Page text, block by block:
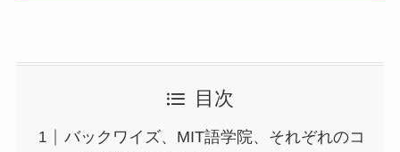
目次
バックワイズ、MIT語学院、それぞれのコ